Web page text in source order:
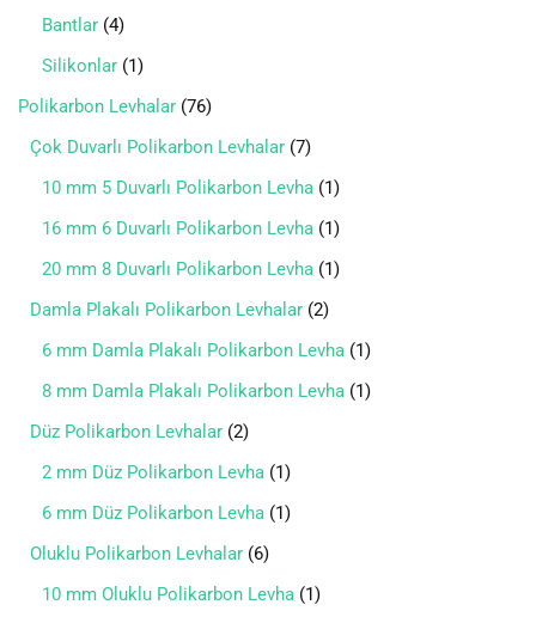
Bantlar 4
Silikonlar 1
Polikarbon Levhalar 76
Çok Duvarlı Polikarbon Levhalar 7
10 mm 5 Duvarlı Polikarbon Levha 1
16 mm 6 Duvarlı Polikarbon Levha 1
20 mm 8 Duvarlı Polikarbon Levha 1
Damla Plakalı Polikarbon Levhalar 2
6 mm Damla Plakalı Polikarbon Levha 1
8 mm Damla Plakalı Polikarbon Levha 1
Düz Polikarbon Levhalar 2
2 mm Düz Polikarbon Levha 1
6 mm Düz Polikarbon Levha 1
Oluklu Polikarbon Levhalar 6
10 mm Oluklu Polikarbon Levha 1